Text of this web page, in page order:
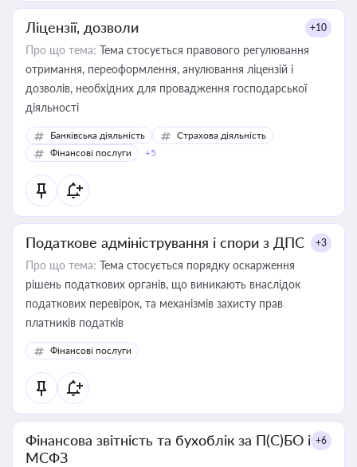
Ліцензії, дозволи +10
Про що тема: Тема стосується правового регулювання
отримання, переоформлення, анулювання ліцензій і
дозволів, необхідних для провадження господарської
діяльності
Банківська діяльність
Страхова діяльність
Фінансові послуги
+5
Податкове адміністрування і спори з ДПС +3
Про що тема: Тема стосується порядку оскарження
рішень податкових органів, що виникають внаслідок
податкових перевірок, та механізмів захисту прав
платників податків
Фінансові послуги
Фінансова звітність та бухоблік за П(С)БО і
МСФЗ
+6